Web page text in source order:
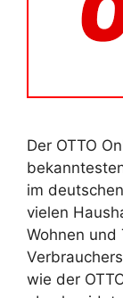
Der OTTO
im
vielen
Wohnen und
wie der